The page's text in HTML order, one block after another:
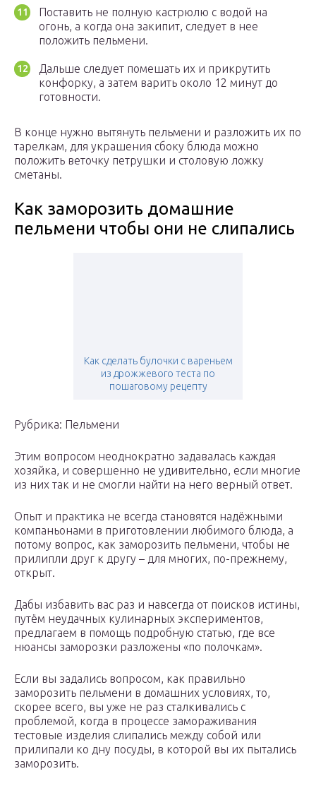
Поставить не полную кастрюлю с водой на
огонь, а когда она закипит, следует в нее
положить пельмени.
Дальше следует помешать их и прикрутить
конфорку, а затем варить около 12 минут до
готовности.
В конце нужно вытянуть пельмени и разложить их по
тарелкам, для украшения сбоку блюда можно
положить веточку петрушки и столовую ложку
сметаны.
Как заморозить домашние
пельмени чтобы они не слипались
Как сделать булочки с вареньем
из дрожжевого теста по
пошаговому рецепту
Рубрика: Пельмени
Этим вопросом неоднократно задавалась каждая
хозяйка, и совершенно не удивительно, если многие
из них так и не смогли найти на него верный ответ.
Опыт и практика не всегда становятся надёжными
компаньонами в приготовлении любимого блюда, а
потому вопрос, как заморозить пельмени, чтобы не
прилипли друг к другу – для многих, по-прежнему,
открыт.
Дабы избавить вас раз и навсегда от поисков истины,
путём неудачных кулинарных экспериментов,
предлагаем в помощь подробную статью, где все
нюансы заморозки разложены «по полочкам».
Если вы задались вопросом, как правильно
заморозить пельмени в домашних условиях, то,
скорее всего, вы уже не раз сталкивались с
проблемой, когда в процессе замораживания
тестовые изделия слипались между собой или
прилипали ко дну посуды, в которой вы их пытались
заморозить.